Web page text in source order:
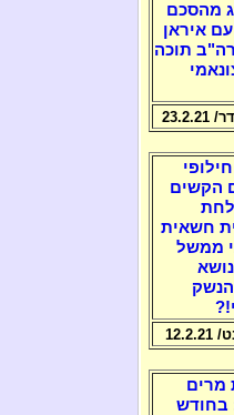
מהסכם
עם איראן
תוכה
הקשים
חשאית
ממשל
מרים
בחודש